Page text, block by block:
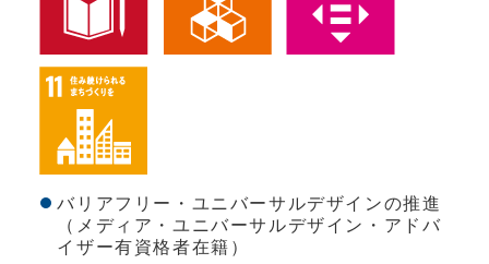
バリアフリー・ユニバーサルデザインの推進
（メディア・ユニバーサルデザイン・アドバ
イザー有資格者在籍）